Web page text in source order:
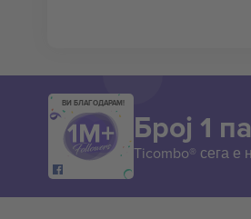
ВИ БЛАГОДАРАМ!
Број 1
Ticombo® сега е